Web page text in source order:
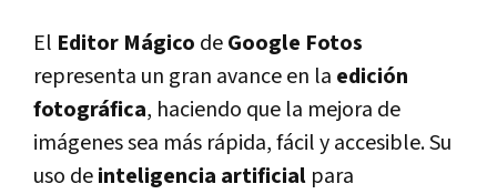
El Editor Mágico deGoogle Fotos
representa un gran avance en la edición
fotográfica, haciendo que la mejora de
imágenes sea más rápida, fácil y accesible. Su
uso deinteligencia artificial para